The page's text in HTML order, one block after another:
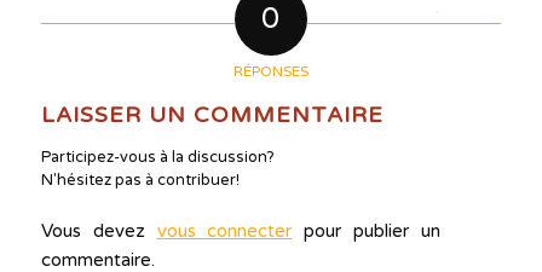
0
RÉPONSES
LAISSER UN COMMENTAIRE
Participez-vous à la discussion?
N'hésitez pas à contribuer!
Vous devez vous connecter pour publier un
commentaire.